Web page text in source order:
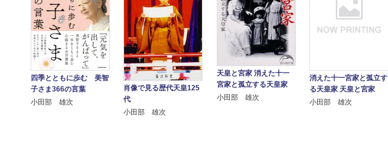
四季とともに歩む 美智
子さま366の言葉
小田部 雄次
肖像で見る歴代天皇125
代
小田部 雄次
天皇と宮家 消えた十一
宮家と孤立する天皇家
小田部 雄次
消えた十一宮家と孤立す
る天皇家 天皇と宮家
小田部 雄次